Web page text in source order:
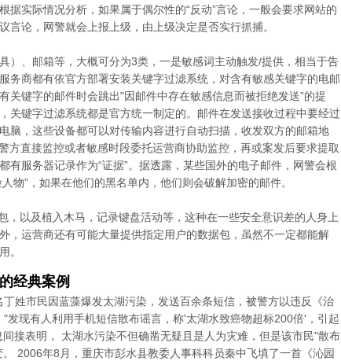
据实际情况分析，如果属于偶尔性的“反动”言论，一般会要求网站的
言论，网警就会上报上级，由上级决定是否实行抓捕。
）、邮箱等，大概可分为3类，一是敏感词主动触发/提供，相当于告
务商都有依官方部署安装关键字过滤系统，对含有敏感关键字的电邮
关键字的邮件时会跳出"因邮件中存在敏感信息而被拒绝发送”的提
关键字过滤系统都是官方统一制定的。邮件在发送接收过程中要经过
脑，这些设备都可以对传输内容进行自动扫描，收发双方的邮箱地
方直接监控或者敏感时段委托运营商协助监控，再或案发后要求提取
有服务器记录作为“证据”。据透露，某些国外的电子邮件，网警会根
物”，如果在他们的黑名单内，他们则会破解加密的邮件。
，以及植入木马，记录键盘活动等，这种在一些安全意识差的人身上
，运营商还有可能大量提供指定用户的数据包，虽然不一定都能解
。
经典案例
姓市民因蓝藻爆发太湖污染，发送百余条短信，被警方以违反《治
发现有人利用手机短信散布谣言，称'太湖水致癌物超标200倍'，引起
接表明， 太湖水污染不但确凿无疑且是人为灾难，但是该市民"散布
2006年8月，重庆市彭水县教委人事科科员秦中飞填了一首《沁园